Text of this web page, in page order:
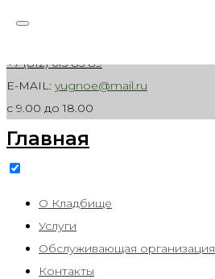
Skip to content
+7 (812) 615 85 89
E-MAIL: yugnoe@mail.ru
с 9.00 до 18.00
Главная
О Кладбище
Услуги
Обслуживающая организация
Контакты